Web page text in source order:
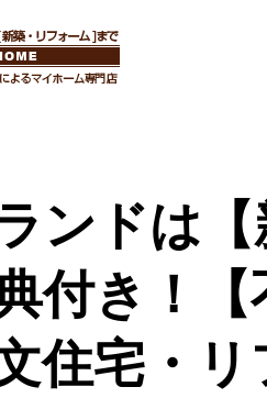
ンドは
付き！
住宅・